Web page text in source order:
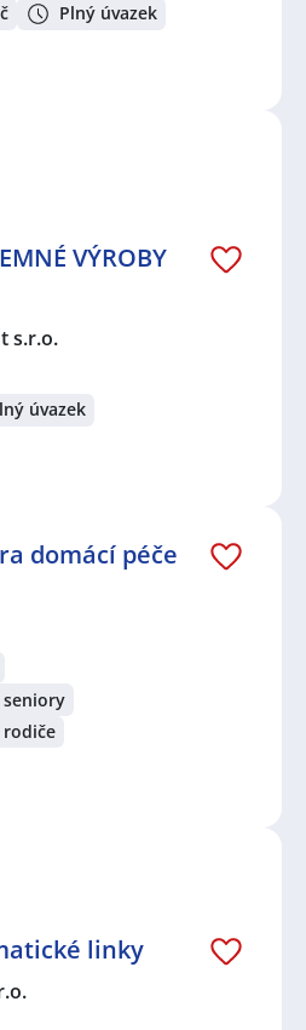
Plný úvazek
VÝROBY
s.r.o.
úvazek
domácí péče
linky